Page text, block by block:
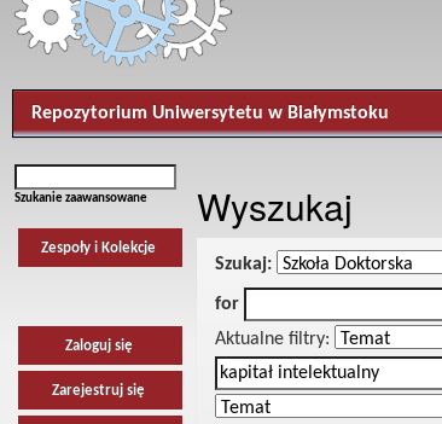
Repozytorium Uniwersytetu w Białymstoku
Szukanie zaawansowane
Zespoły i Kolekcje
Zaloguj się
Zarejestruj się
Wyszukaj
Szukaj:
for
Aktualne filtry: